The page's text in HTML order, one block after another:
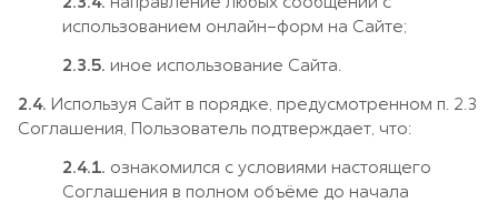
2.3.4. направление любых сообщений с
использованием онлайн-форм на Сайте;
2.3.5. иное использование Сайта.
2.4. Используя Сайт в порядке, предусмотренном п. 2.3
Соглашения, Пользователь подтверждает, что:
2.4.1. ознакомился с условиями настоящего
Соглашения в полном объёме до начала